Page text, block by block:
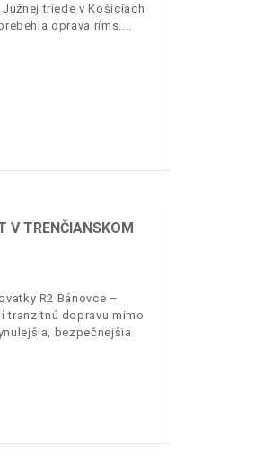
triede v Košiciach
oprava ríms.
V TRENČIANSKOM
R2 Bánovce –
tranzitnú dopravu mimo
bezpečnejšia